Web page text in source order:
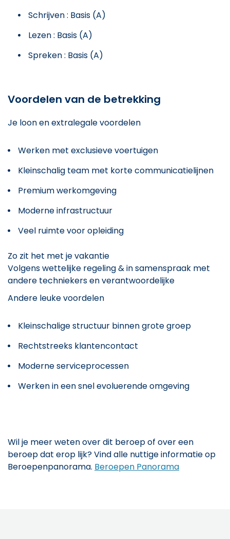
Schrijven : Basis (A)
Lezen : Basis (A)
Spreken : Basis (A)
Voordelen van de betrekking
Je loon en extralegale voordelen
Werken met exclusieve voertuigen
Kleinschalig team met korte communicatielijnen
Premium werkomgeving
Moderne infrastructuur
Veel ruimte voor opleiding
Zo zit het met je vakantie
Volgens wettelijke regeling & in samenspraak met
andere techniekers en verantwoordelijke
Andere leuke voordelen
Kleinschalige structuur binnen grote groep
Rechtstreeks klantencontact
Moderne serviceprocessen
Werken in een snel evoluerende omgeving
Wil je meer weten over dit beroep of over een
beroep dat erop lijk? Vind alle nuttige informatie op
Beroepenpanorama. Beroepen Panorama